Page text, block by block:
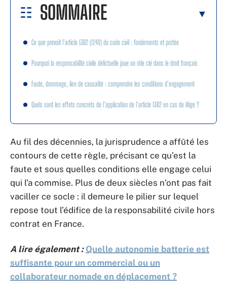
SOMMAIRE
Ce que prévoit l’article 1382 (1240) du code civil : fondements et portée
Pourquoi la responsabilité civile délictuelle joue un rôle clé dans le droit français
Faute, dommage, lien de causalité : comprendre les conditions d’engagement
Quels sont les effets concrets de l’application de l’article 1382 en cas de litige ?
Au fil des décennies, la jurisprudence a affûté les
contours de cette règle, précisant ce qu’est la
faute et sous quelles conditions elle engage celui
qui l’a commise. Plus de deux siècles n’ont pas fait
vaciller ce socle : il demeure le pilier sur lequel
repose tout l’édifice de la responsabilité civile hors
contrat en France.
A lire également : Quelle autonomie batterie est
suffisante pour un commercial ou un
collaborateur nomade en déplacement ?